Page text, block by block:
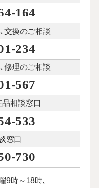
164
交換のご相談
234
修理のご相談
567
品相談窓口
533
窓口
730
9時～18時､